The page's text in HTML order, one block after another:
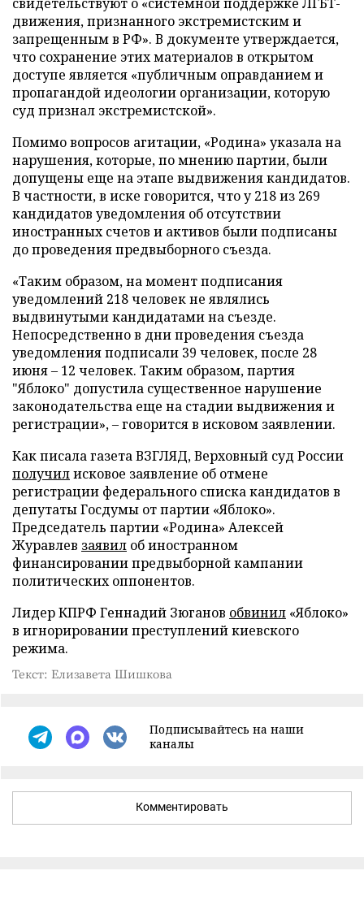
движения, признанного экстремистским и
запрещенным в РФ». В документе утверждается,
что сохранение этих материалов в открытом
доступе является «публичным оправданием и
пропагандой идеологии организации, которую
суд признал экстремистской».
Помимо вопросов агитации, «Родина» указала на
нарушения, которые, по мнению партии, были
допущены еще на этапе выдвижения кандидатов.
В частности, в иске говорится, что у 218 из 269
кандидатов уведомления об отсутствии
иностранных счетов и активов были подписаны
до проведения предвыборного съезда.
«Таким образом, на момент подписания
уведомлений 218 человек не являлись
выдвинутыми кандидатами на съезде.
Непосредственно в дни проведения съезда
уведомления подписали 39 человек, после 28
июня – 12 человек. Таким образом, партия
"Яблоко" допустила существенное нарушение
законодательства еще на стадии выдвижения и
регистрации», – говорится в исковом заявлении.
Как писала газета ВЗГЛЯД, Верховный суд России
получилисковое заявление об отмене
регистрации федерального списка кандидатов в
депутаты Госдумы от партии «Яблоко».
Председатель партии «Родина» Алексей
Журавлев заявил об иностранном
финансировании предвыборной кампании
политических оппонентов.
Лидер КПРФ Геннадий Зюганов обвинил «Яблоко»
в игнорировании преступлений киевского
режима.
Текст: Елизавета Шишкова
Подписывайтесь на наши
каналы
Комментировать